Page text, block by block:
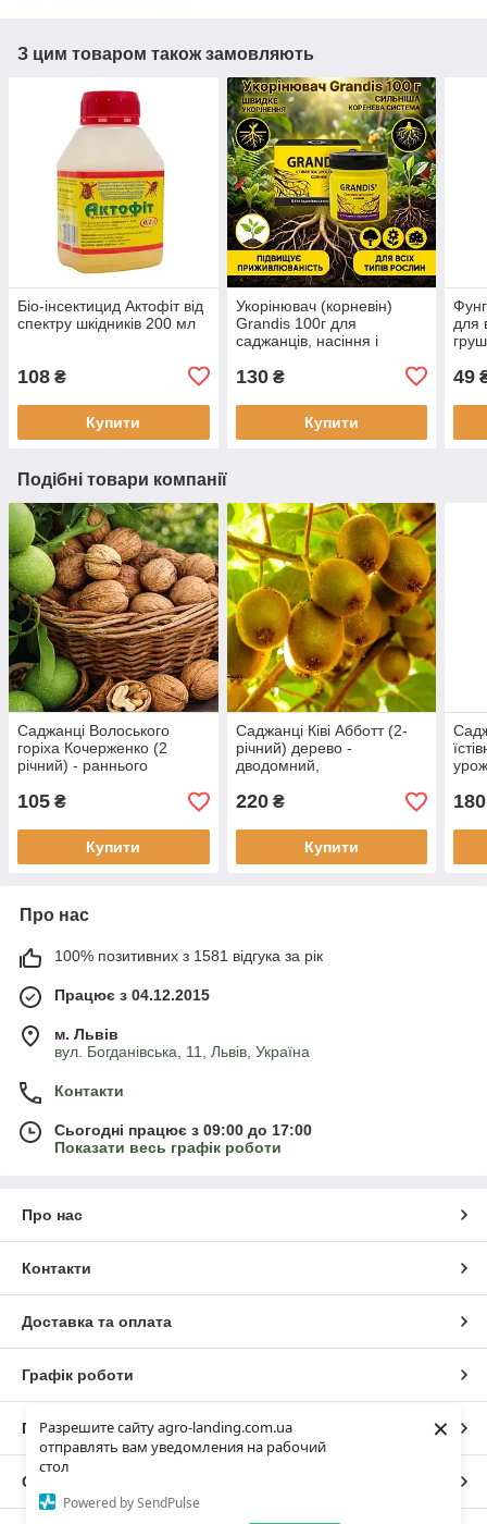
Разрешите сайту agro-landing.com.ua
отправлять вам уведомления на рабочий
стол
Powered by SendPulse
×
З цим товаром також замовляють
Біо-інсектицид Актофіт від
спектру шкідників 200 мл
108 ₴
Купити
Укорінювач (корневін)
Grandis 100г для
саджанців, насіння і
130₴
Купити
для
49
Подібні товари компанії
Саджанці Волоського
горіха Кочерженко (2
річний) - раннього
морозостійкий
105 ₴
Купити
Саджанці Ківі Абботт (2-
річний) дерево -
дводомний,
220₴
Купити
180
Про нас
100% позитивних з 1581 відгука за рік
Працює з 04.12.2015
м. Львів
вул. Богданівська, 11, Львів, Україна
Контакти
Сьогодні працює з 09:00 до 17:00
Показати весь графік роботи
Про нас
Контакти
Доставка та оплата
Графік роботи
Повна версія сайту
Сайт створено на маркетплейсі